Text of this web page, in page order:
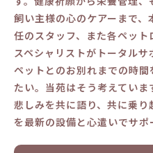
飼い主様の心のケアーまで
任のスタッフ、また各ペッ
スペシャリストがトータル
ペットとのお別れまでの時
たい。当苑はそう考えてい
悲しみを共に語り、共に乗
を最新の設備と心遣いでサポ